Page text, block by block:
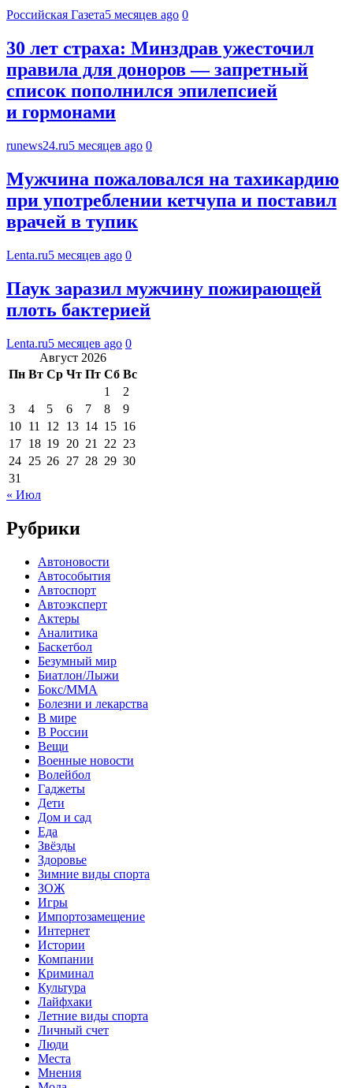
Российская Газета5 месяцев ago 0
30 лет страха: Минздрав ужесточил
правила для доноров — запретный
список пополнился эпилепсией
и гормонами
runews24.ru5 месяцев ago 0
Мужчина пожаловался на тахикардию
при употреблении кетчупа и поставил
врачей в тупик
Lenta.ru5 месяцев ago 0
Паук заразил мужчину пожирающей
плоть бактерией
Lenta.ru5 месяцев ago 0
Август 2026
Пн Вт Ср Чт Пт Сб Вс
1
2
3
4 5 6 7 8
9
10 11 12 13 14 15 16
17 18 19 20 21 22 23
24 25 26 27 28 29 30
31
« Июл
Рубрики
Автоновости
Автособытия
Автоспорт
Автоэксперт
Актеры
Аналитика
Баскетбол
Безумный мир
Биатлон/Лыжи
Бокс/MMA
Болезни и лекарства
В мире
В России
Вещи
Военные новости
Волейбол
Гаджеты
Дети
Дом и сад
Еда
Звёзды
Здоровье
Зимние виды спорта
ЗОЖ
Игры
Импортозамещение
Интернет
Истории
Компании
Криминал
Культура
Лайфхаки
Летние виды спорта
Личный счет
Люди
Места
Мнения